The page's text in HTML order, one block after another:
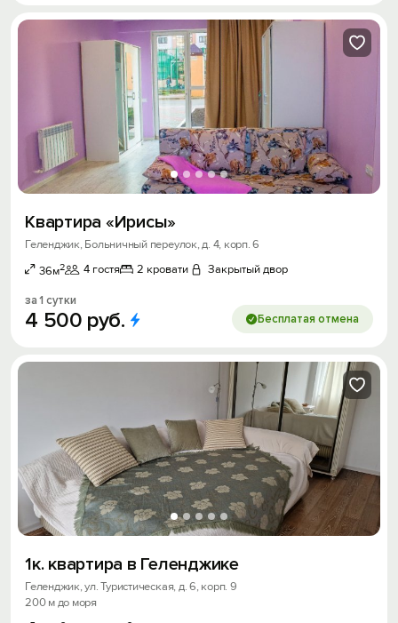
Квартира «Ирисы»
Геленджик, Больничный переулок, д. 4, корп. 6
36м2 4 гостя 2 кровати Закрытый двор
за 1 сутки
4 500 руб. Бесплатая отмена
1к. квартира в Геленджике
Геленджик, ул. Туристическая, д. 6, корп. 9
200 м до моря